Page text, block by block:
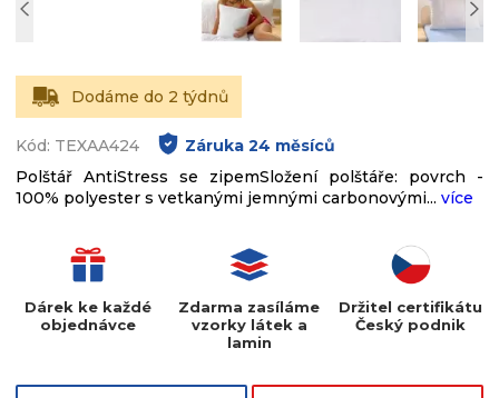
Dodáme do 2 týdnů
Kód: TEXAA424 Záruka 24 měsíců
Polštář AntiStress se zipemSložení polštáře: povrch -
100% polyester s vetkanými jemnými carbonovými... více
Dárek ke každé
objednávce
Zdarma zasíláme
vzorky látek a
lamin
Držitel certifikátu
Český podnik